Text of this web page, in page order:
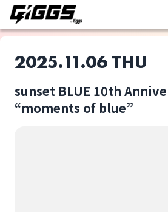
2025.11.06 THU
sunset BLUE 10th
“moments of blue”
このライブの取り置きは終